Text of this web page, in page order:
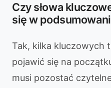
Czy słowa
się w
Tak, kilka kluczowych
pojawić się na
musi pozostać